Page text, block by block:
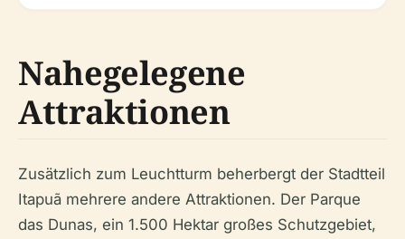
Nahegelegene
Attraktionen
Zusätzlich zum Leuchtturm beherbergt der Stadtteil
Itapuã mehrere andere Attraktionen. Der Parque
das Dunas, ein 1.500 Hektar großes Schutzgebiet,